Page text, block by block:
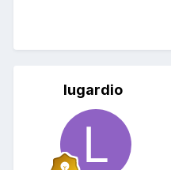
lugardio